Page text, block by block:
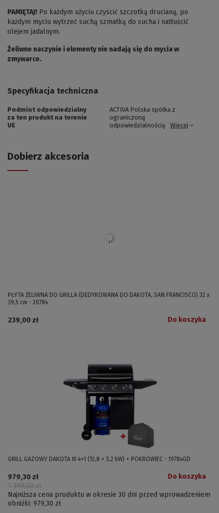
PAMIĘTAJ! Po każdym użyciu czyścić szczotką drucianą, po
każdym myciu wytrzeć suchą szmatką do sucha i natłuścić
olejem jadalnym.
Żeliwne naczynie i elementy nie nadają się do mycia w
zmywarce.
Specyfikacja techniczna
Podmiot odpowiedzialny
za ten produkt na terenie
UE
ACTIVA Polska spółka z
ograniczoną
odpowiedzialnością
Więcej
Dobierz akcesoria
PŁYTA ŻELIWNA DO GRILLA (DEDYKOWANA DO DAKOTA, SAN FRANCISCO) 32 x
39,5 cm - 20784
239,00 zł Do koszyka
GRILL GAZOWY DAKOTA III 4+1 (12,8 + 3,2 kW) + POKROWIEC - 19784GD
979,30 zł
1 399,00 zł
Najniższa cena produktu w okresie 30 dni przed wprowadzeniem
obniżki: 979,30 zł
Do koszyka